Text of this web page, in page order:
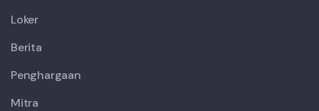
Loker
Berita
Penghargaan
Mitra